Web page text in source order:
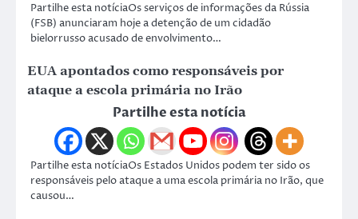
Partilhe esta notíciaOs serviços de informações da Rússia
(FSB) anunciaram hoje a detenção de um cidadão
bielorrusso acusado de envolvimento…
EUA apontados como responsáveis por
ataque a escola primária no Irão
Partilhe esta notícia
Partilhe esta notíciaOs Estados Unidos podem ter sido os
responsáveis pelo ataque a uma escola primária no Irão, que
causou…